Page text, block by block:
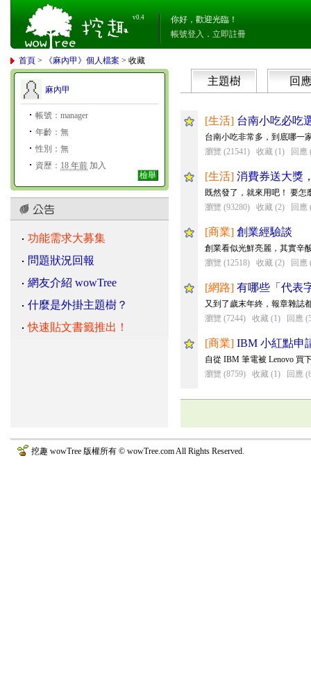
v0.4
你好，歡迎光臨！
帳號登入 ． 立即註冊
首頁 > 《麻內甲》個人檔案 > 收藏
麻內甲
帳號：manager
年齡：無
性別：無
資歷： 18 年前 加入
檢舉
功能需求大募集
問題狀況回報
網友介紹 wowTree
什麼是外掛主題樹？
快速貼文書籤推出！
主題樹 回應
[生活] 台南小吃必吃
台南小吃非常多，到底哪一
瀏覽 (21541)
收藏 (1) 回應
[生活] 消費券送大獎
既然發了，就來用吧！ 要
瀏覽 (93280)
收藏 (2) 回應
[商業] 創業經驗談
創業看似光鮮亮麗，其實辛
瀏覽 (12518)
收藏 (2) 回應
[網路] 有哪些「代表
又到了歲末年終，報章雜誌
瀏覽 (7244)
收藏 (1) 回應
[商業] IBM 小紅點申
自從 IBM 筆電被 Lenovo 買
瀏覽 (8759)
收藏 (1) 回應
挖趣 wowTree 版權所有 © wowTree.com All Rights Reserved.